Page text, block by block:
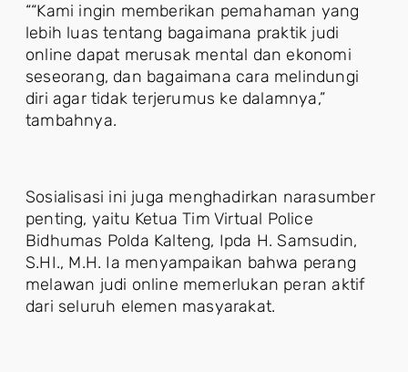
““Kami ingin memberikan pemahaman yang
lebih luas tentang bagaimana praktik judi
online dapat merusak mental dan ekonomi
seseorang, dan bagaimana cara melindungi
diri agar tidak terjerumus ke dalamnya,”
tambahnya.
Sosialisasi ini juga menghadirkan narasumber
penting, yaitu Ketua Tim Virtual Police
Bidhumas Polda Kalteng, Ipda H. Samsudin,
S.HI., M.H. Ia menyampaikan bahwa perang
melawan judi online memerlukan peran aktif
dari seluruh elemen masyarakat.